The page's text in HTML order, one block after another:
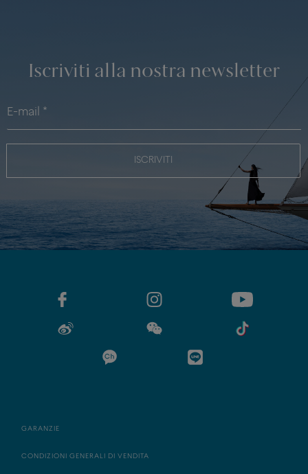
Iscriviti alla nostra newsletter
ISCRIVITI
GARANZIE
CONDIZIONI GENERALI DI VENDITA